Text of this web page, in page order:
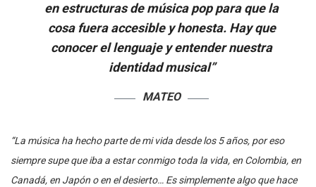
en estructuras de música pop para que la
cosa fuera accesible y honesta. Hay que
conocer el lenguaje y entender nuestra
identidad musical”
MATEO
“La música ha hecho parte de mi vida desde los 5 años, por eso
siempre supe que iba a estar conmigo toda la vida, en Colombia, en
Canadá, en Japón o en el desierto… Es simplemente algo que hace